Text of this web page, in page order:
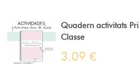
Quadern activitats
Classe
3.09 €